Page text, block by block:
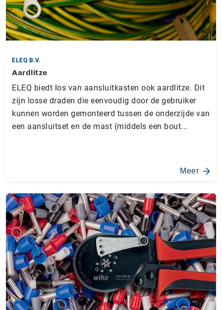
ELEQ B.V.
Aardlitze
ELEQ biedt los van aansluitkasten ook aardlitze. Dit
zijn losse draden die eenvoudig door de gebruiker
kunnen worden gemonteerd tussen de onderzijde van
een aansluitset en de mast (middels een bout...
Meer